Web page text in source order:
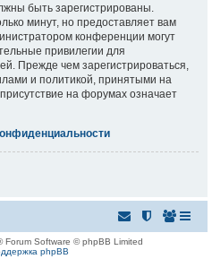
быть зарегистрированы.
минут, но предоставляет вам
конференции могут
привилегии для
Прежде чем зарегистрироваться,
и политикой, принятыми на
на форумах означает
Forum Software © phpBB Limited
phpBB